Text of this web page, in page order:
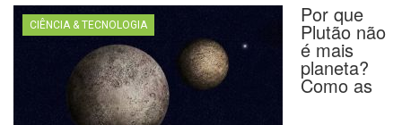
CIÊNCIA & TECNOLOGIA Por que
Plutão não
é mais
planeta?
Como as